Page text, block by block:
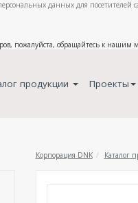
данных для посетителей
пожалуйста, обращайтесь к нашим
продукции Проекты
Корпорация DNK Каталог